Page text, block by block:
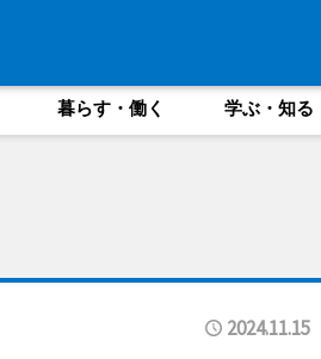
暮らす・働く 学ぶ・知る
2024.11.15